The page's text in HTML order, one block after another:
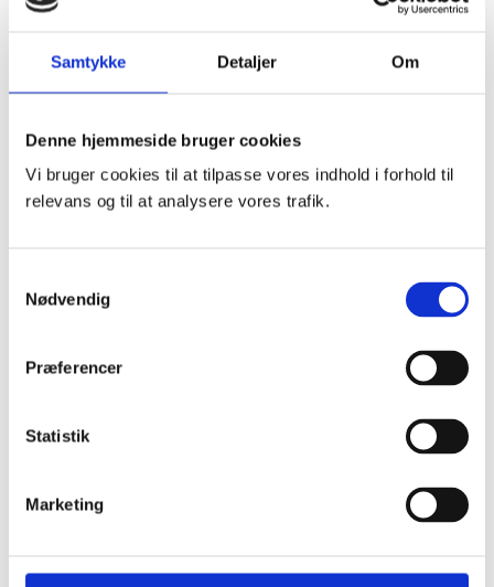
Samtykke Detaljer Om
Denne hjemmeside bruger cookies
Vi bruger cookies til at tilpasse vores indhold i forhold til
relevans og til at analysere vores trafik.
Nødvendig
Præferencer
Statistik
Marketing
Cookieindstillinger og -deklaration
ESG
Klima og miljø
Events
Tidligere events
Få styr på kloaknettet i jeres boligforening
Forretningsbetingelser
Forside
Karriere
Kontakt
Om os
Politik for håndtering af jobansøgninger